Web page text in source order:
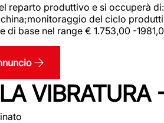
reparto produttivo e si occuperà
del ciclo
base nel range € 1.753,00 -
VIBRATURA